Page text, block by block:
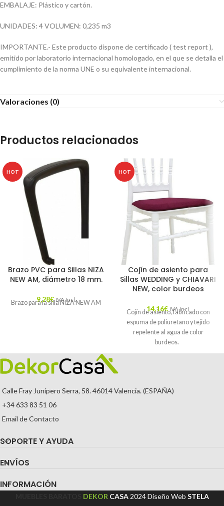
EMBALAJE: Plástico y cartón.
UNIDADES: 4 VOLUMEN: 0,235 m3
IMPORTANTE.- Este producto dispone de certificado ( test report ),
emitido por laboratorio internacional homologado, en el que se detalla el
cumplimiento de la norma UNE o su equivalente internacional.
Valoraciones (0)
Productos relacionados
HOT
Brazo PVC para Sillas NIZA
NEW AM, diámetro 18 mm.
9,28€ IVA Incl.
Brazo para la silla NIZA NEW AM
HOT
Cojín de asiento para
Sillas WEDDING y CHIAVARI
NEW, color burdeos
14,16€ IVA Incl.
Cojín de asiento, fabricado con
espuma de poliuretano y tejido
repelente al agua de color
burdeos.
Calle Fray Junípero Serra, 58. 46014 Valencia. (ESPAÑA)
+34 633 83 51 06
Email de Contacto
SOPORTE Y AYUDA
ENVÍOS
INFORMACIÓN
DEKOR CASA 2024Diseño Web STELA